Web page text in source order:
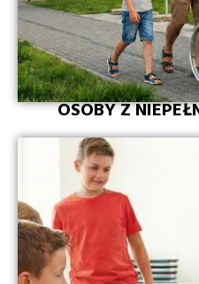
OSOBY Z